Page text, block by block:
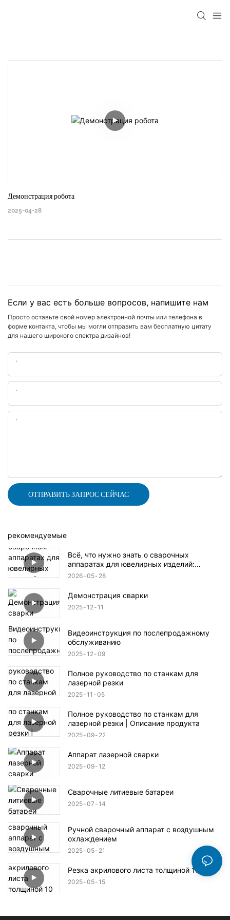
Демонстрация робота
2025-04-28
Если у вас есть больше вопросов, напишите нам
Просто оставьте свой номер электронной почты или телефона в
форме контакта, чтобы мы могли отправить вам бесплатную цитату
для нашего широкого спектра дизайнов!
ОТПРАВИТЬ ЗАПРОС СЕЙЧАС
рекомендуемые
Всё, что нужно знать о сварочных
аппаратах для ювелирных изделий:
краткий обзор продукции.
2026 05 28
Демонстрация сварки
2025 12 11
Видеоинструкция по послепродажному
обслуживанию
2025 12 09
Полное руководство по станкам для
лазерной резки
2025 11 05
Полное руководство по станкам для
лазерной резки | Описание продукта
2025 09 22
Аппарат лазерной сварки
2025 09 12
Сварочные литиевые батареи
2025 07 14
Ручной сварочный аппарат с воздушным
охлаждением
2025 05 21
Резка акрилового листа толщиной 10 мм
2025 05 15